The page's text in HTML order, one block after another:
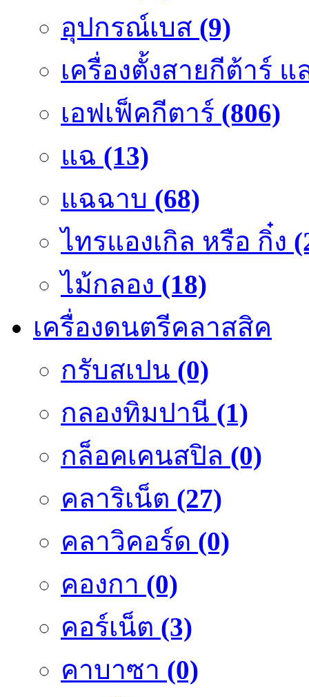
อุปกรณ์เบส (9)
เครื่องตั้งสายกีต้าร์ แ
เอฟเฟ็คกีตาร์ (806)
แฉ (13)
แฉฉาบ (68)
ไทรแองเกิล หรือ กิ๋ง
ไม้กลอง (18)
เครื่องดนตรีคลาสสิค
กรับสเปน (0)
กลองทิมปานี (1)
กล็อคเคนสปิล (0)
คลาริเน็ต (27)
คลาวิคอร์ด (0)
คองกา (0)
คอร์เน็ต (3)
คาบาซา (0)